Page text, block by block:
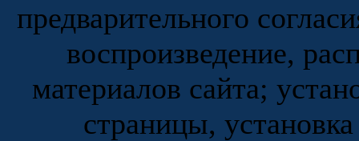
предварительного
воспроизведение,
материалов сайта;
страницы,